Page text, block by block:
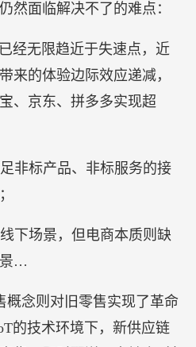
然面临解决不了的难点：
经无限趋近于失速点，近
来的体验边际效应递减，
、京东、拼多多实现超
非标产品、非标服务的接
下场景，但电商本质则缺
景…
概念则对旧零售实现了革命
的技术环境下，新供应链